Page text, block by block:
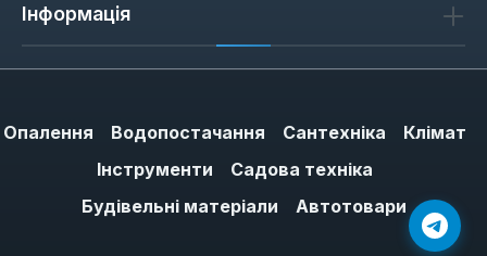
Інформація
Опалення Водопостачання Сантехніка
Клімат
Інструменти
Садова техніка
Будівельні матеріали
Автотовари